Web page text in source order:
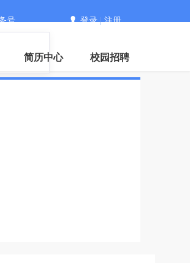
号 登录|注册
简历中心 校园招聘